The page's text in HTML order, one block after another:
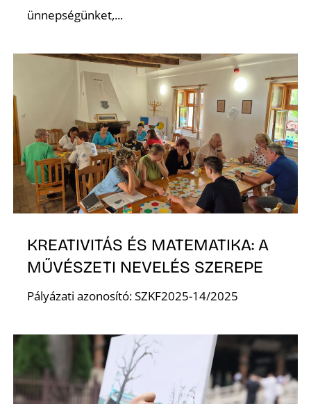
ünnepségünket,...
KREATIVITÁS ÉS MATEMATIKA: A
MŰVÉSZETI NEVELÉS SZEREPE
Pályázati azonosító: SZKF2025-14/2025